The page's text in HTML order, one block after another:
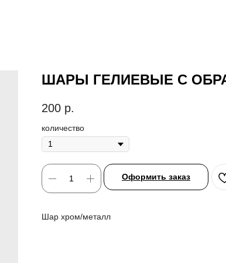
ШАРЫ ГЕЛИЕВЫЕ С
200 р.
количество
Оформить заказ
Шар хром/металл